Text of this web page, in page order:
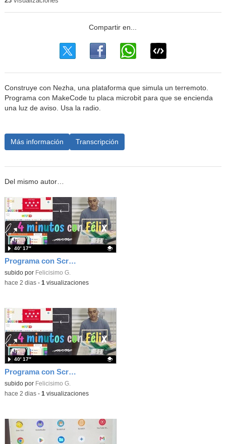
Construye con Nezha, una plataforma que simula un terremoto.
Programa con MakeCode tu placa microbit para que se encienda
una luz de aviso. Usa la radio.
Más información Transcripción
Del mismo autor…
Programa con Scratch, 8 diferentes juegos para vivir la emoción de los partidos de España en el mundial 2026
Contenido educativo.
subido por Felicisimo G.
40′ 17″
-hace 2 dias- 1 visualizaciones
Programa con Scratch juegos con los partidos del mundial 2026 ganados por España
Contenido educativo.
subido por Felicisimo G.
40′ 17″
-hace 2 dias- 1 visualizaciones